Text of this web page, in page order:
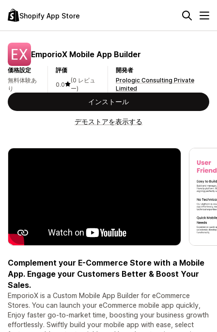
Shopify App Store
EmporioX Mobile App Builder
価格設定
無料体験あ
り
評価
0.0
(0 レビュ
ー)
開発者
Prologic Consulting Private
Limited
インストール
デモストアを表示する
Complement your E-Commerce Store with a Mobile
App. Engage your Customers Better & Boost Your
Sales.
EmporioX is a Custom Mobile App Builder for eCommerce
Stores. You can launch your eCommerce mobile app quickly,
Enjoy faster go-to-market time, boosting your business growth
effortlessly. Swiftly build your mobile app with ease, select